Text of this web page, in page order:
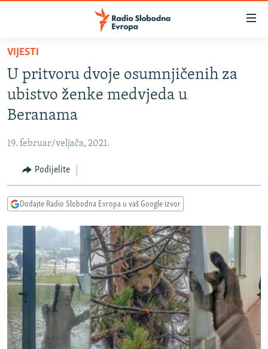
Pređite
glavni
sadržaj
Pređite
na
glavnu
Pređite
na
pretragu
BOSNA I HERCEGOVINA
SRBIJA
CRNA GORA
VIZUELNO
INFOGRAFIKE
RAT U UKRAJINI
KINA NA BALKANU
RSE PRIČE IZ SVIJETA
ISPRIČAJ MI
DNEVNO@RSE
SPECIJALI RSE
VIŠE OD NASLOVA
VIJESTI
U pritvoru dvoje osumnjičenih za
ubistvo ženke medvjeda u
Beranama
19. februar/veljača, 2021.
Podijelite
Dodajte Radio Slobodna Evropa u vaš Google izvor